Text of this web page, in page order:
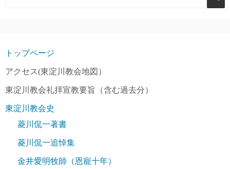
トップページ
アクセス(東淀川教会地図）
東淀川教会礼拝宣教要旨（含む過去分）
東淀川教会史
菱川侃一著書
菱川侃一追悼集
金井愛明牧師（恩寵十年）